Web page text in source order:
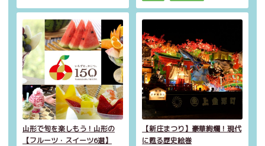
山形で旬を楽しもう！山形の
【フルーツ・スイーツ6選】
【新庄まつり】豪華絢爛！現代
に甦る歴史絵巻